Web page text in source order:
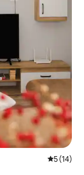
5 (14)